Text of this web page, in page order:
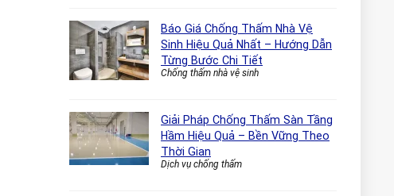
Báo Giá Chống Thấm Nhà Vệ
Sinh Hiệu Quả Nhất – Hướng Dẫn
Từng Bước Chi Tiết
Chống thấm nhà vệ sinh
Giải Pháp Chống Thấm Sàn Tầng
Hầm Hiệu Quả – Bền Vững Theo
Thời Gian
Dịch vụ chống thấm